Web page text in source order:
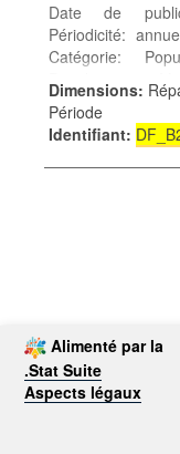
Date de
Périodicité:
Catégorie:
Population -
démographie
Dimensions:
Période
Identifiant:
Alimenté par la
.Stat Suite
Aspects légaux